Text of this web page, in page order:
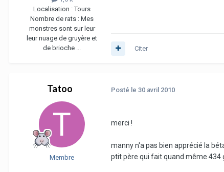
Localisation :Tours
Nombre de rats : Mes
monstres sont sur leur
leur nuage de gruyère et
de brioche ...
Citer
Tatoo
Membre
Posté le 30 avril 2010
merci !
manny n'a pas bien apprécié la
ptit père qui fait quand même 434